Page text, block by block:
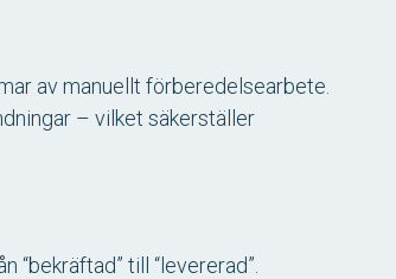
av manuellt förberedelsearbete.
– vilket säkerställer
till “levererad”.